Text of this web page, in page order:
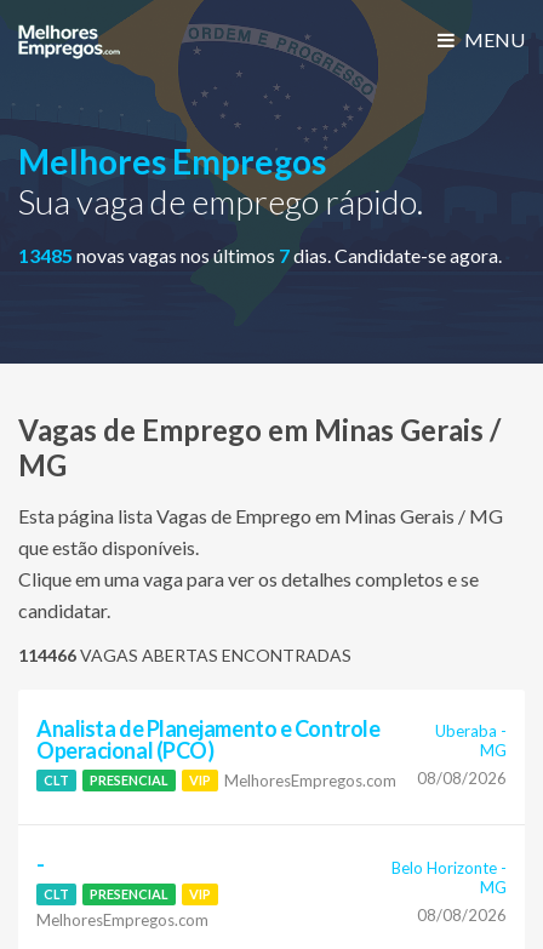
MENU
Melhores Empregos
Sua vaga de emprego rápido.
13485 novas vagas nos últimos 7dias. Candidate-se agora.
Vagas de Emprego em Minas Gerais /
MG
Esta página lista Vagas de Emprego em Minas Gerais / MG
que estão disponíveis.
Clique em uma vaga para ver os detalhes completos e se
candidatar.
114466VAGAS ABERTAS ENCONTRADAS
Analista de Planejamento e Controle
Operacional (PCO)
CLT PRESENCIAL VIP MelhoresEmpregos.com
Uberaba -
MG
08/08/2026
-
CLT PRESENCIAL VIP
MelhoresEmpregos.com
Belo Horizonte -
MG
08/08/2026